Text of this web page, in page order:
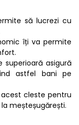
să lucrezi cu
îți va permite
superioară asigură
astfel bani pe
acest cleste pentru
meșteșugărești.